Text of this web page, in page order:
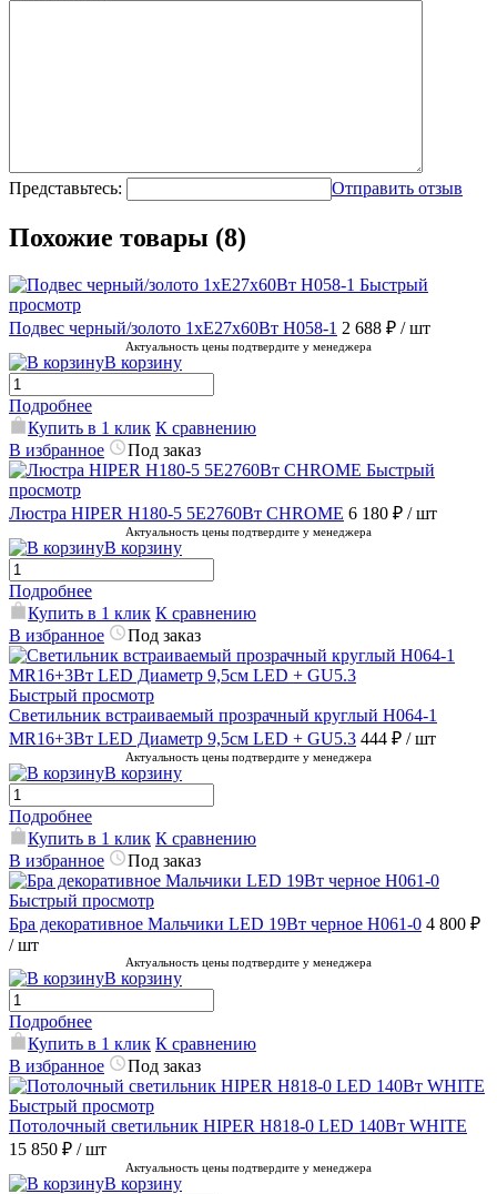
Представьтесь: Отправить отзыв
Похожие товары (8)
Быстрый
просмотр
Подвес черный/золото 1хE27х60Вт H058-1 2 688 ₽ / шт
Актуальность цены подтвердите у менеджера
В корзину
Подробнее
Купить в 1 клик К сравнению
В избранное
Под заказ
Быстрый
просмотр
Люстра HIPER H180-5 5E2760Вт CHROME 6 180 ₽ / шт
Актуальность цены подтвердите у менеджера
В корзину
Подробнее
Купить в 1 клик К сравнению
В избранное
Под заказ
Быстрый просмотр
Светильник встраиваемый прозрачный круглый H064-1
MR16+3Вт LED Диаметр 9,5см LED + GU5.3 444 ₽ / шт
Актуальность цены подтвердите у менеджера
В корзину
Подробнее
Купить в 1 клик К сравнению
В избранное
Под заказ
Быстрый просмотр
Бра декоративное Мальчики LED 19Вт черное H061-0 4 800 ₽
/ шт
Актуальность цены подтвердите у менеджера
В корзину
Подробнее
Купить в 1 клик К сравнению
В избранное
Под заказ
Быстрый просмотр
Потолочный светильник HIPER H818-0 LED 140Вт WHITE
15 850 ₽ / шт
Актуальность цены подтвердите у менеджера
В корзину